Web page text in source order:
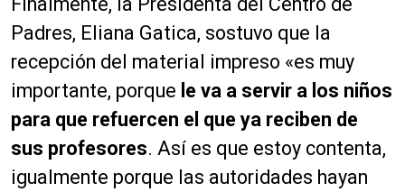
Padres, Eliana Gatica, sostuvo que la
recepción del material impreso «es muy
importante, porque le va a servir a los niños
para que refuercen el que ya reciben de
sus profesores. Así es que estoy contenta,
igualmente porque las autoridades hayan